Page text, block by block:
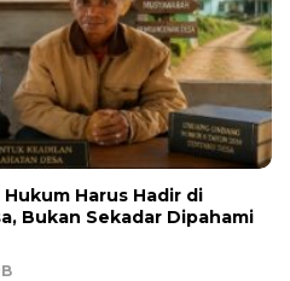
Harus Hadir di
Bukan Sekadar Dipahami